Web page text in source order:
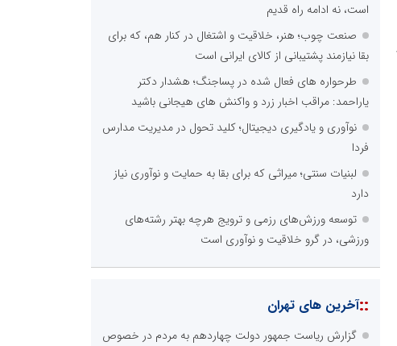
است، نه ادامه راه قدیم
صنعت چوب؛ هنر، خلاقیت و اشتغال در کنار هم، که برای
بقا نیازمند پشتیبانی از کالای ایرانی است
طرحواره های فعال شده در پساجنگ؛ هشدار دکتر
یاراحمد: مراقب اخبار زرد و واکنش های هیجانی باشید
نوآوری و یادگیری دیجیتال؛ کلید تحول در مدیریت مدارس
فردا
لبنیات سنتی؛ میراثی که برای بقا به حمایت و نوآوری نیاز
دارد
توسعه ورزش‌های رزمی و ترویج هرچه بهتر رشته‌های
ورزشی، در گرو خلاقیت و نوآوری است
::آخرین های تهران
گزارش ریاست جمهور دولت چهاردهم به مردم در خصوص